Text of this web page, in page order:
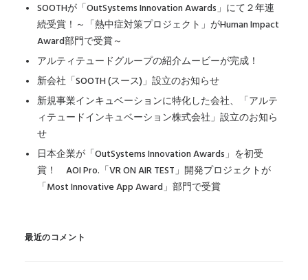
SOOTHが「OutSystems Innovation Awards」にて２年連
続受賞！～「熱中症対策プロジェクト」がHuman Impact
Award部門で受賞～
アルティテュードグループの紹介ムービーが完成！
新会社「SOOTH (スース)」設立のお知らせ
新規事業インキュベーションに特化した会社、「アルテ
ィテュードインキュベーション株式会社」設立のお知ら
せ
日本企業が「OutSystems Innovation Awards」を初受
賞！ AOI Pro.「VR ON AIR TEST」開発プロジェクトが
「Most Innovative App Award」部門で受賞
最近のコメント